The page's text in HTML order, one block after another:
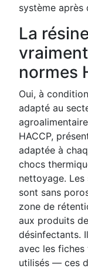
système après
La
normes
Oui, à
adapté au
HACCP,
adaptée à
chocs
nettoyage.
sont sans
zone de
aux produits
désinfectants.
avec les
utilisés — ces